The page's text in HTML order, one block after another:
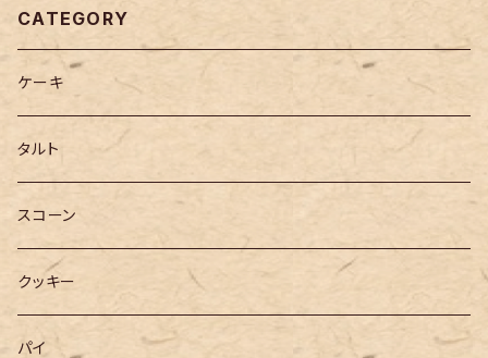
CATEGORY
ケーキ
タルト
スコーン
クッキー
パイ